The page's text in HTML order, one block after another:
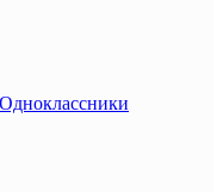
Одноклассники